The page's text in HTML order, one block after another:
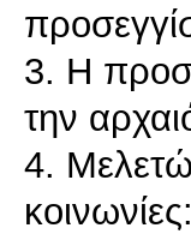
3. Η
την
4.